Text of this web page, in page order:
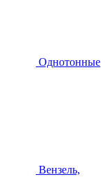
Однотонные
Вензель,